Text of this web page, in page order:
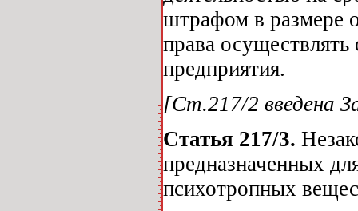
штрафом в размере
права
предприятия.
[Ст.217/2 введена
Статья 217/3.
предназначенных
психотропных